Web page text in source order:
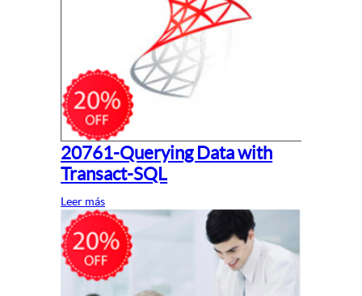
20761-Querying Data with
Transact-SQL
Leer más